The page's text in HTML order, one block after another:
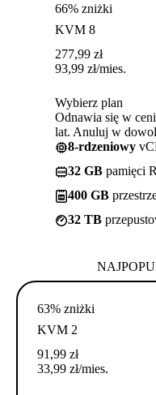
66% zniżki
KVM 8
277,99 zł
93,99 zł/mies.
Wybierz plan
Odnawia się w
lat. Anuluj w
8-rdzeniowy
32 GB pamięci
400 GB
32 TB
63% zniżki
KVM 2
91,99 zł
33,99 zł/mies.